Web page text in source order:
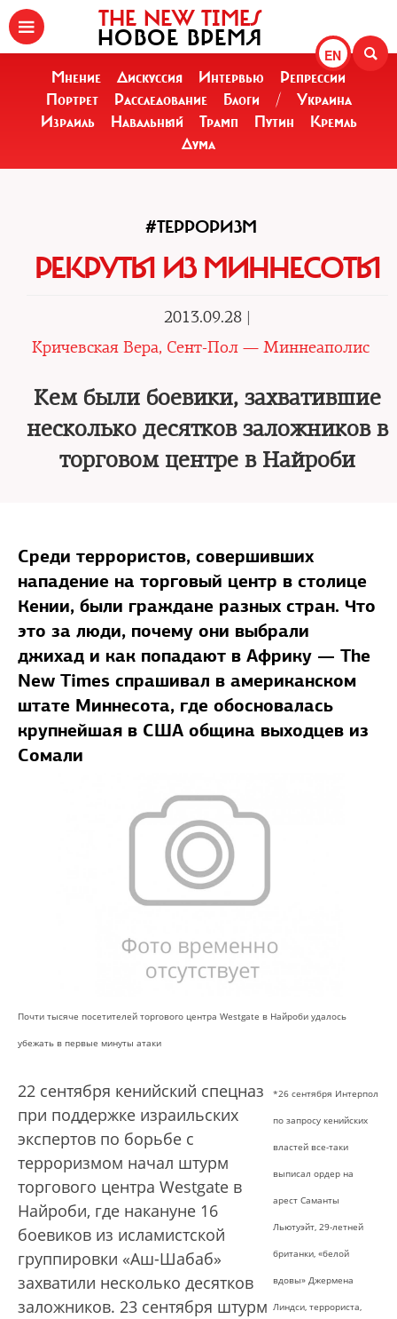
EN
THE NEW TIMES
НОВОЕ ВРЕМЯ
Мнение Дискуссия Интервью
Репрессии
Портрет
Расследование Блоги /
Украина
Израиль
Навальный Трамп Путин
Кремль
Дума
#ТЕРРОРИЗМ
РЕКРУТЫ ИЗ МИННЕСОТЫ
2013.09.28 |
Кричевская Вера, Сент-Пол — Миннеаполис
Кем были боевики, захватившие
несколько десятков заложников в
торговом центре в Найроби
Среди террористов, совершивших
нападение на торговый центр в столице
Кении, были граждане разных стран. Что
это за люди, почему они выбрали
джихад и как попадают в Африку — The
Nеw Times спрашивал в американском
штате Миннесота, где обосновалась
крупнейшая в США община выходцев из
Сомали
Почти тысяче посетителей торгового центра Westgate в Найроби удалось
убежать в первые минуты атаки
*26 сентября Интерпол
по запросу кенийских
властей все-таки
выписал ордер на
арест Саманты
Льютуэйт, 29-летней
британки, «белой
вдовы» Джермена
Линдси, террориста,
22 сентября кенийский спецназ
при поддержке израильских
экспертов по борьбе с
терроризмом начал штурм
торгового центра Westgate в
Найроби, где накануне 16
боевиков из исламистской
группировки «Аш-Шабаб»
захватили несколько десятков
заложников. 23 сентября штурм